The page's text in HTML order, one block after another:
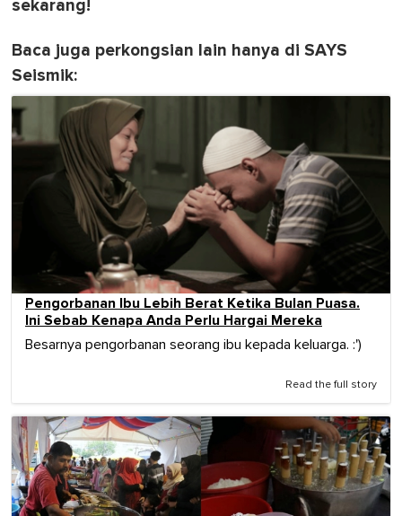
sekarang!
Baca juga perkongsian lain hanya di SAYS
Seismik:
Pengorbanan Ibu Lebih Berat Ketika Bulan Puasa.
Ini Sebab Kenapa Anda Perlu Hargai Mereka
Besarnya pengorbanan seorang ibu kepada keluarga. :')
Read the full story